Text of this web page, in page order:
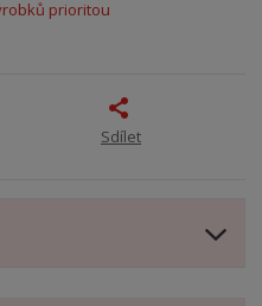
prioritou
Sdílet